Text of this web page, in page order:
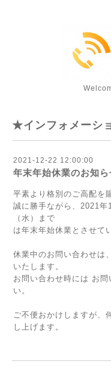
★インフォメーシ
2021-12-22 12:00:00
年末年始休業のお知ら
平素より格別のご高配を
誠に勝手ながら、2021年
（水）まで
は年末年始休業とさせて
休業中のお問い合わせは
いたします。
お問い合わせ時には お
い。
ご不便おかけしますが、
し上げます。